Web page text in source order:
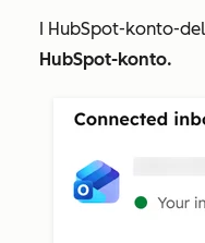
I HubSpot-konto-
HubSpot-konto.